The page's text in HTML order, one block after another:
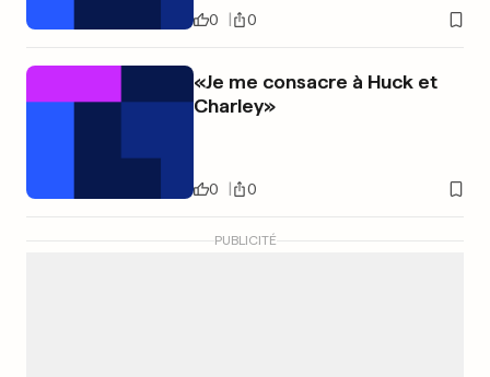
0 0
«Je me consacre à Huck et
Charley»
0 0
PUBLICITÉ